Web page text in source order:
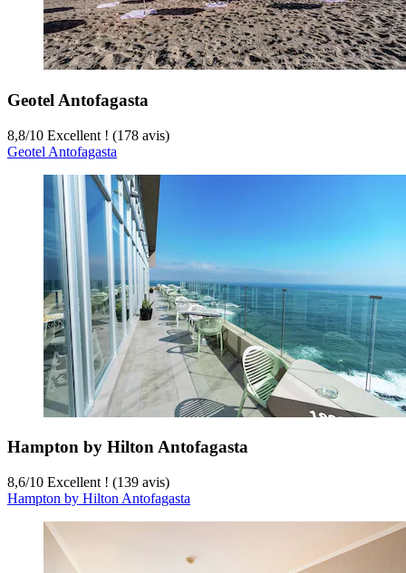
Geotel Antofagasta
8,8/10 Excellent ! (178 avis)
Geotel Antofagasta
Hampton by Hilton Antofagasta
8,6/10 Excellent ! (139 avis)
Hampton by Hilton Antofagasta